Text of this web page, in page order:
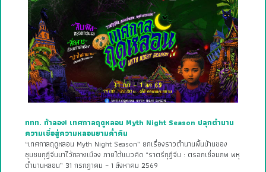
ททท. ท้าลอง! เทศกาลฤดูหลอน Myth Night Season ปลุกตำนาน
ความเชื่อสู่ความหลอนยามค่ำคืน
“เทศกาลฤดูหลอน Myth Night Season” ยกเรื่องราวตำนานพื้นบ้านของ
ชุมชนกุฎีจีนมาไว้กลางเมือง ภายใต้แนวคิด “ราตรีกุฎีจีน : ตรอกเชื่อมภพ พหุ
ตำนานหลอน” 31 กรกฎาคม – 1 สิงหาคม 2569